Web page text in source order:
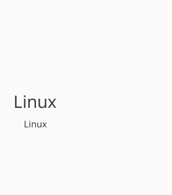
Linux
Linux